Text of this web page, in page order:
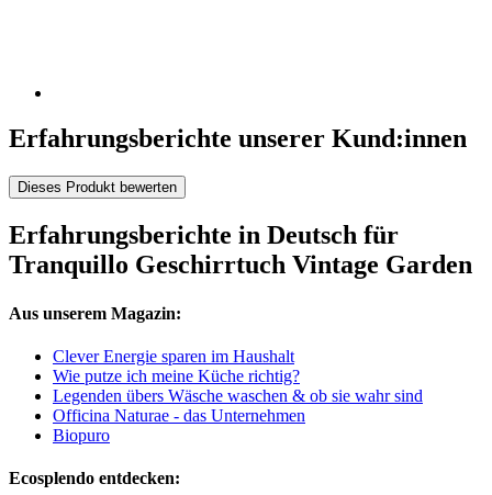
Erfahrungsberichte unserer Kund:innen
Dieses Produkt bewerten
Erfahrungsberichte in Deutsch für
Tranquillo Geschirrtuch Vintage Garden
Aus unserem Magazin:
Clever Energie sparen im Haushalt
Wie putze ich meine Küche richtig?
Legenden übers Wäsche waschen & ob sie wahr sind
Officina Naturae - das Unternehmen
Biopuro
Ecosplendo entdecken: